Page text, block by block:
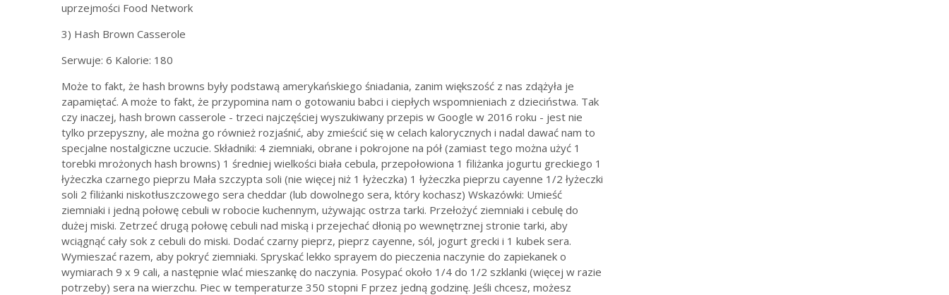
uprzejmości Food Network
3) Hash Brown Casserole
Serwuje: 6 Kalorie: 180
Może to fakt, że hash browns były podstawą amerykańskiego śniadania, zanim większość z nas zdążyła je
zapamiętać. A może to fakt, że przypomina nam o gotowaniu babci i ciepłych wspomnieniach z dzieciństwa. Tak
czy inaczej, hash brown casserole - trzeci najczęściej wyszukiwany przepis w Google w 2016 roku - jest nie
tylko przepyszny, ale można go również rozjaśnić, aby zmieścić się w celach kalorycznych i nadal dawać nam to
specjalne nostalgiczne uczucie. Składniki: 4 ziemniaki, obrane i pokrojone na pół (zamiast tego można użyć 1
torebki mrożonych hash browns) 1 średniej wielkości biała cebula, przepołowiona 1 filiżanka jogurtu greckiego 1
łyżeczka czarnego pieprzu Mała szczypta soli (nie więcej niż 1 łyżeczka) 1 łyżeczka pieprzu cayenne 1/2 łyżeczki
soli 2 filiżanki niskotłuszczowego sera cheddar (lub dowolnego sera, który kochasz) Wskazówki: Umieść
ziemniaki i jedną połowę cebuli w robocie kuchennym, używając ostrza tarki. Przełożyć ziemniaki i cebulę do
dużej miski. Zetrzeć drugą połowę cebuli nad miską i przejechać dłonią po wewnętrznej stronie tarki, aby
wciągnąć cały sok z cebuli do miski. Dodać czarny pieprz, pieprz cayenne, sól, jogurt grecki i 1 kubek sera.
Wymieszać razem, aby pokryć ziemniaki. Spryskać lekko sprayem do pieczenia naczynie do zapiekanek o
wymiarach 9 x 9 cali, a następnie wlać mieszankę do naczynia. Posypać około 1/4 do 1/2 szklanki (więcej w razie
potrzeby) sera na wierzchu. Piec w temperaturze 350 stopni F przez jedną godzinę. Jeśli chcesz, możesz